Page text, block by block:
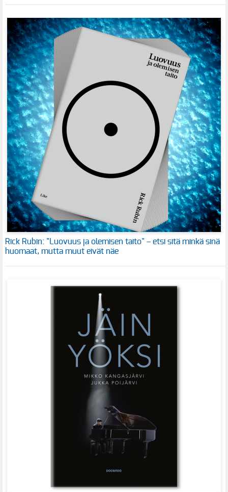
Rick Rubin: "Luovuus ja olemisen taito" – etsi sitä minkä sinä
huomaat, mutta muut eivät näe